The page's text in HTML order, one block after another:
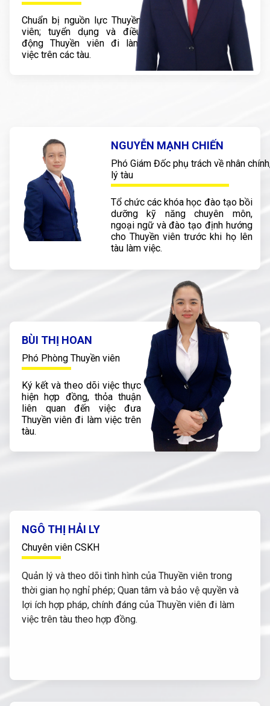
Chuẩn bị nguồn lực Thuyền
viên; tuyển dụng và điều
động Thuyền viên đi làm
việc trên các tàu.
NGUYỄN MẠNH CHIẾN
Phó Giám Đốc phụ trách về nhân
lý tàu
Tổ chức các khóa học đào tạo bồi
dưỡng kỹ năng chuyên môn,
ngoại ngữ và đào tạo định hướng
cho Thuyền viên trước khi họ lên
tàu làm việc.
BÙI THỊ HOAN
Phó Phòng Thuyền viên
Ký kết và theo dõi việc thực
hiện hợp đồng, thỏa thuận
liên quan đến việc đưa
Thuyền viên đi làm việc trên
tàu.
NGÔ THỊ HẢI LY
Chuyên viên CSKH
Quản lý và theo dõi tình hình của Thuyền viên trong
thời gian họ nghỉ phép; Quan tâm và bảo vệ quyền và
lợi ích hợp pháp, chính đáng của Thuyền viên đi làm
việc trên tàu theo hợp đồng.